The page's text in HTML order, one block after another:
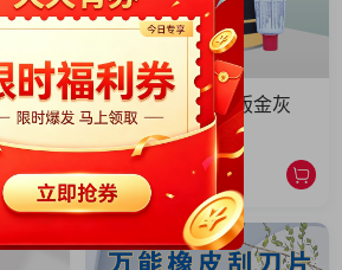
钣
启安钣金灰 启安钣金灰
2KG 单罐
￥49.90